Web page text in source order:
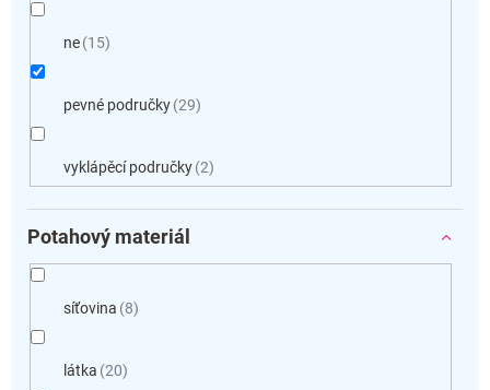
ne 15
pevné područky 29
vyklápěcí područky 2
Potahový materiál
síťovina 8
látka 20